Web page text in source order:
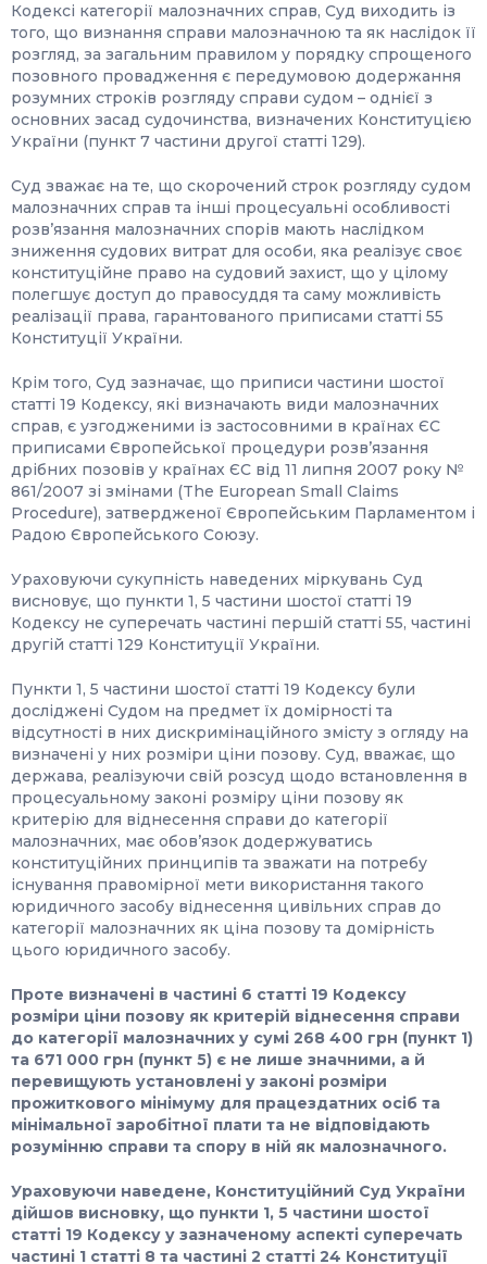
Кодексі категорії малозначних справ, Суд виходить із
того, що визнання справи малозначною та як наслідок її
розгляд, за загальним правилом у порядку спрощеного
позовного провадження є передумовою додержання
розумних строків розгляду справи судом – однієї з
основних засад судочинства, визначених Конституцією
України (пункт 7 частини другої статті 129).
Суд зважає на те, що скорочений строк розгляду судом
малозначних справ та інші процесуальні особливості
розвʼязання малозначних спорів мають наслідком
зниження судових витрат для особи, яка реалізує своє
конституційне право на судовий захист, що у цілому
полегшує доступ до правосуддя та саму можливість
реалізації права, гарантованого приписами статті 55
Конституції України.
Крім того, Суд зазначає, що приписи частини шостої
статті 19 Кодексу, які визначають види малозначних
справ, є узгодженими із застосовними в країнах ЄС
приписами Європейської процедури розвʼязання
дрібних позовів у країнах ЄС від 11 липня 2007 року №
861/2007 зі змінами (The European Small Claims
Procedure), затвердженої Європейським Парламентом і
Радою Європейського Союзу.
Ураховуючи сукупність наведених міркувань Суд
висновує, що пункти 1, 5 частини шостої статті 19
Кодексу не суперечать частині першій статті 55, частині
другій статті 129 Конституції України.
Пункти 1, 5 частини шостої статті 19 Кодексу були
досліджені Судом на предмет їх домірності та
відсутності в них дискримінаційного змісту з огляду на
визначені у них розміри ціни позову. Суд, вважає, що
держава, реалізуючи свій розсуд щодо встановлення в
процесуальному законі розміру ціни позову як
критерію для віднесення справи до категорії
малозначних, має обовʼязок додержуватись
конституційних принципів та зважати на потребу
існування правомірної мети використання такого
юридичного засобу віднесення цивільних справ до
категорії малозначних як ціна позову та домірність
цього юридичного засобу.
Проте визначені в частині 6 статті 19 Кодексу
розміри ціни позову як критерій віднесення справи
до категорії малозначних у сумі 268 400 грн (пункт 1)
та 671 000 грн (пункт 5) є не лише значними, а й
перевищують установлені у законі розміри
прожиткового мінімуму для працездатних осіб та
мінімальної заробітної плати та не відповідають
розумінню справи та спору в ній як малозначного.
Ураховуючи наведене, Конституційний Суд України
дійшов висновку, що пункти 1, 5 частини шостої
статті 19 Кодексу у зазначеному аспекті суперечать
частині 1 статті 8 та частині 2 статті 24 Конституції